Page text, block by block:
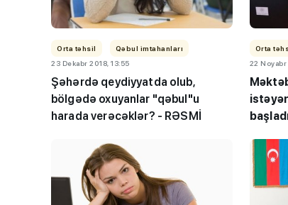
Orta təhsil
Qəbul imtahanları
23 Dekabr 2018, 13:55
Şəhərdə qeydiyyatda olub,
bölgədə oxuyanlar "qəbul"u
harada verəcəklər? - RƏSMİ
Orta
22 Noyabr
“Həftənin təhsil
lisey seçimi,
imtahanları...